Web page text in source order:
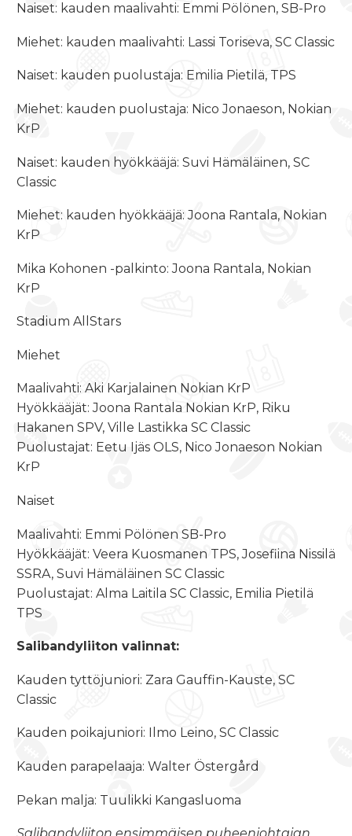
Naiset: kauden maalivahti: Emmi Pölönen, SB-Pro
Miehet: kauden maalivahti: Lassi Toriseva, SC Classic
Naiset: kauden puolustaja: Emilia Pietilä, TPS
Miehet: kauden puolustaja: Nico Jonaeson, Nokian
KrP
Naiset: kauden hyökkääjä: Suvi Hämäläinen, SC
Classic
Miehet: kauden hyökkääjä: Joona Rantala, Nokian
KrP
Mika Kohonen -palkinto: Joona Rantala, Nokian
KrP
Stadium AllStars
Miehet
Maalivahti: Aki Karjalainen Nokian KrP
Hyökkääjät: Joona Rantala Nokian KrP, Riku
Hakanen SPV, Ville Lastikka SC Classic
Puolustajat: Eetu Ijäs OLS, Nico Jonaeson Nokian
KrP
Naiset
Maalivahti: Emmi Pölönen SB-Pro
Hyökkääjät: Veera Kuosmanen TPS, Josefiina Nissilä
SSRA, Suvi Hämäläinen SC Classic
Puolustajat: Alma Laitila SC Classic, Emilia Pietilä
TPS
Salibandyliiton valinnat:
Kauden tyttöjuniori: Zara Gauffin-Kauste, SC
Classic
Kauden poikajuniori: Ilmo Leino, SC Classic
Kauden parapelaaja: Walter Östergård
Pekan malja: Tuulikki Kangasluoma